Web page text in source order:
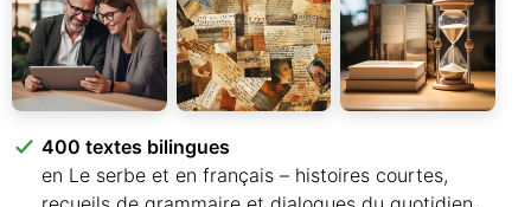
400 textes bilingues
en Le serbe et en français – histoires courtes,